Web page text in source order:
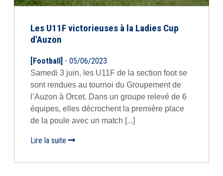
Les U11F victorieuses à la Ladies Cup
d'Auzon
[Football] - 05/06/2023
Samedi 3 juin, les U11F de la section foot se
sont rendues au tournoi du Groupement de
l’Auzon à Orcet. Dans un groupe relevé de 6
équipes, elles décrochent la première place
de la poule avec un match [...]
Lire la suite